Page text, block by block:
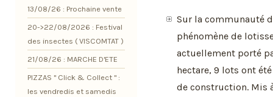
Sur la communauté
phénomène de
actuellement porté
hectare, 9 lots ont
de construction. Mis
13/08/26 : Prochaine vente
20->22/08/2026 : Festival
des insectes ( VISCOMTAT )
21/08/26 : MARCHE D'ETE
PIZZAS " Click & Collect " :
les vendredis et samedis